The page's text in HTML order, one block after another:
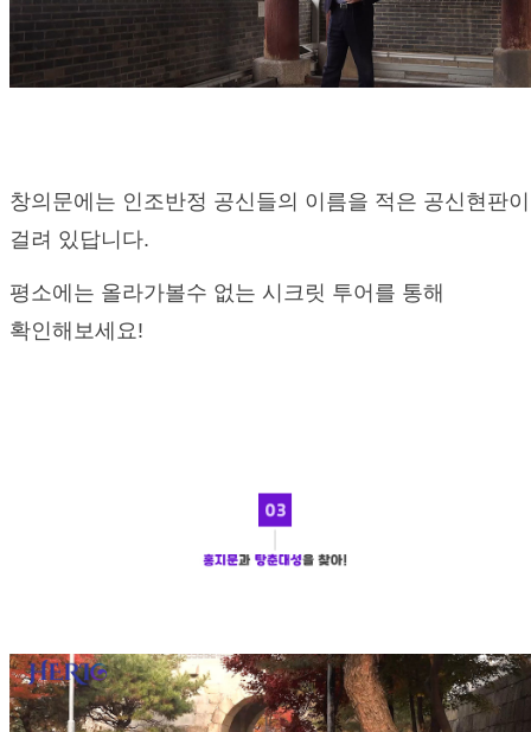
창의문에는 인조반정 공신들의 이름을 적은 공신현판이
걸려 있답니다.
평소에는 올라가볼수 없는 시크릿 투어를 통해
확인해보세요!